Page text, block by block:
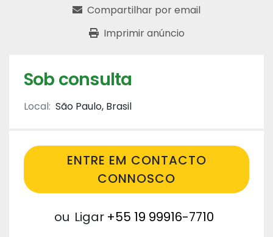
Compartilhar por email
Imprimir anúncio
Sob consulta
Local: São Paulo, Brasil
ENTRE EM CONTACTO
CONNOSCO
ou Ligar +55 19 99916-7710